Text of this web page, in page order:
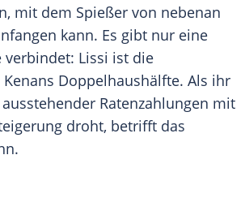
mit dem Spießer von nebenan
kann. Es gibt nur eine
verbindet: Lissi ist die
Doppelhaushälfte. Als ihr
Ratenzahlungen mit
droht, betrifft das